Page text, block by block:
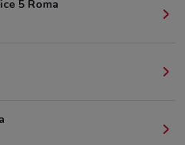
5 Roma